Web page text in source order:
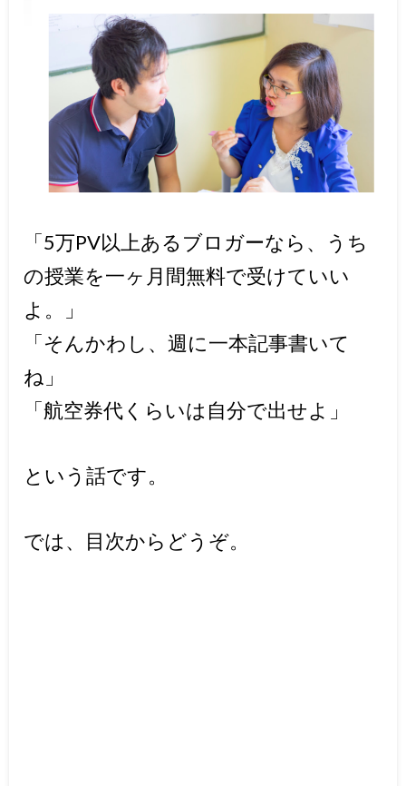
「5万PV以上あるブロガーなら、うち
の授業を一ヶ月間無料で受けていい
よ。」
「そんかわし、週に一本記事書いて
ね」
「航空券代くらいは自分で出せよ」
という話です。
では、目次からどうぞ。